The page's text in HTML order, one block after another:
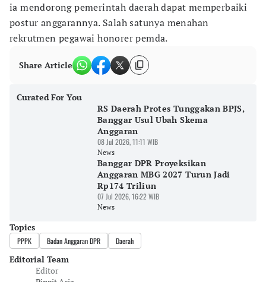
ia mendorong pemerintah daerah dapat memperbaiki
postur anggarannya. Salah satunya menahan
rekrutmen pegawai honorer pemda.
Share Article
Curated For You
RS Daerah Protes Tunggakan BPJS,
Banggar Usul Ubah Skema
Anggaran
08 Jul 2026, 11:11 WIB
News
Banggar DPR Proyeksikan
Anggaran MBG 2027 Turun Jadi
Rp174 Triliun
07 Jul 2026, 16:22 WIB
News
Topics
PPPK Badan Anggaran DPR Daerah
Editorial Team
Editor